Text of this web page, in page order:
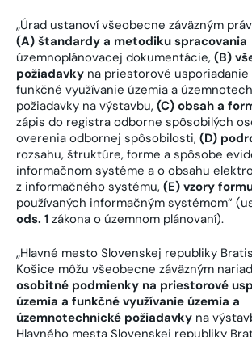
„Úrad ustanoví všeobecne záväzným
(A) štandardy a metodiku spracovania
územnoplánovacej dokumentácie, (B)
požiadavky na priestorové usporiadanie
funkčné využívanie územia a
požiadavky na výstavbu, (C) obsah a
zápis do registra odborne spôsobilých
overenia odbornej spôsobilosti, (D)
rozsahu, štruktúre, forme a spôsobe
informačnom systéme a o obsahu
z informačného systému, (E) vzory
používaných informačným systémom“
ods. 1 zákona o územnom plánovaní).
„Hlavné mesto Slovenskej republiky
Košice môžu všeobecne záväzným
osobitné podmienky na priestorové
územia a funkčné využívanie územia a
územnotechnické požiadavky na